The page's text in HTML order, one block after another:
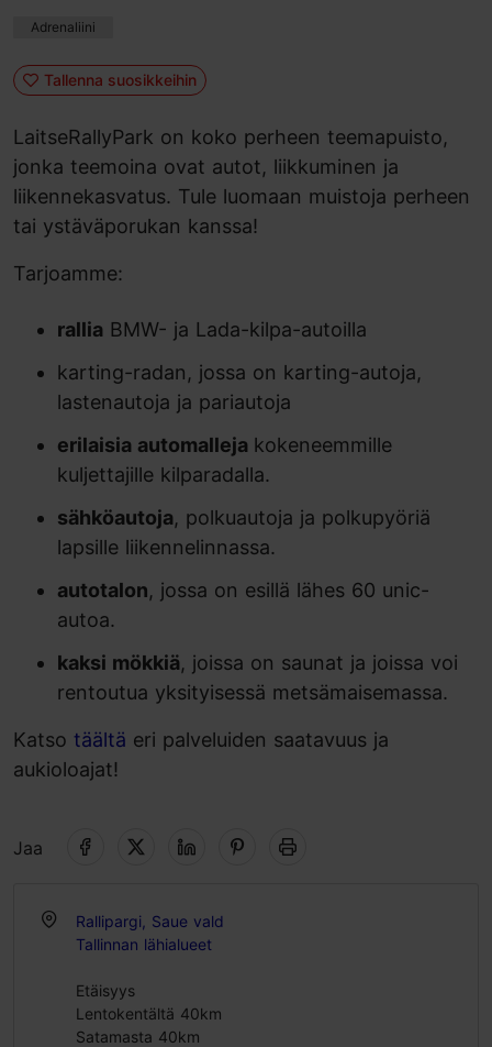
Adrenaliini
Tallenna suosikkeihin
LaitseRallyPark on koko perheen teemapuisto,
jonka teemoina ovat autot, liikkuminen ja
liikennekasvatus. Tule luomaan muistoja perheen
tai ystäväporukan kanssa!
Tarjoamme:
rallia BMW- ja Lada-kilpa-autoilla
karting-radan, jossa on karting-autoja,
lastenautoja ja pariautoja
erilaisia automalleja kokeneemmille
kuljettajille kilparadalla.
sähköautoja, polkuautoja ja polkupyöriä
lapsille liikennelinnassa.
autotalon, jossa on esillä lähes 60 unic-
autoa.
kaksi mökkiä, joissa on saunat ja joissa voi
rentoutua yksityisessä metsämaisemassa.
Katso täältä eri palveluiden saatavuus ja
aukioloajat!
Jaa
Rallipargi, Saue vald
Tallinnan lähialueet
Etäisyys
Lentokentältä 40km
Satamasta 40km